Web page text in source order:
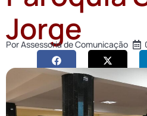
Jorge
PorAssessoria de Comunicação